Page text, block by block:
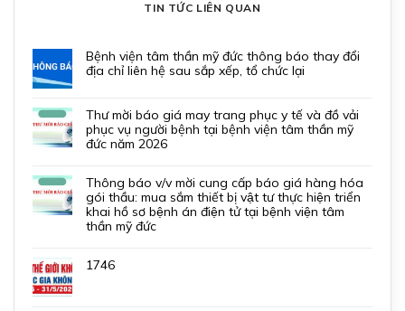
TIN TỨC LIÊN QUAN
bệnh viện tâm thần mỹ đức thông báo thay đổi
địa chỉ liên hệ sau sắp xếp, tổ chức lại
thư mời báo giá may trang phục y tế và đồ vải
phục vụ người bệnh tại bệnh viện tâm thần mỹ
đức năm 2026
thông báo v/v mời cung cấp báo giá hàng hóa
gói thầu: mua sắm thiết bị vật tư thực hiện triển
khai hồ sơ bệnh án điện tử tại bệnh viện tâm
thần mỹ đức
1746